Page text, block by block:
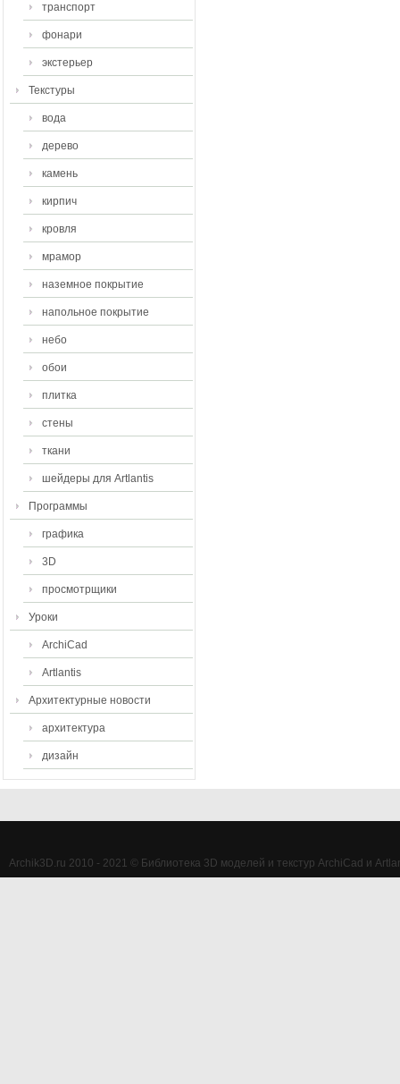
транспорт
фонари
экстерьер
Текстуры
вода
дерево
камень
кирпич
кровля
мрамор
наземное покрытие
напольное покрытие
небо
обои
плитка
стены
ткани
шейдеры для Artlantis
Программы
графика
3D
просмотрщики
Уроки
ArchiCad
Artlantis
Архитектурные новости
архитектура
дизайн
Archik3D.ru 2010 - 2021 © Библиотека 3D моделей и текстур ArchiCad и